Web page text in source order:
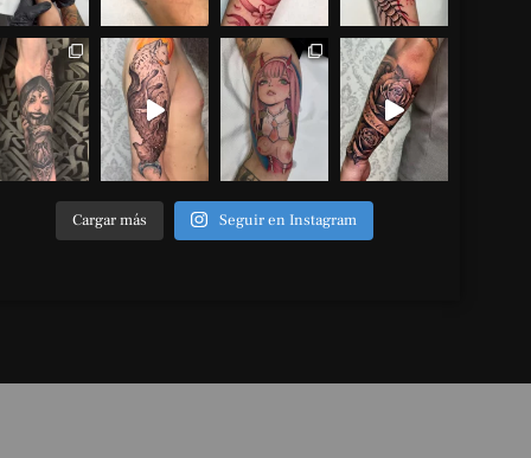
Cargar más Seguir en Instagram